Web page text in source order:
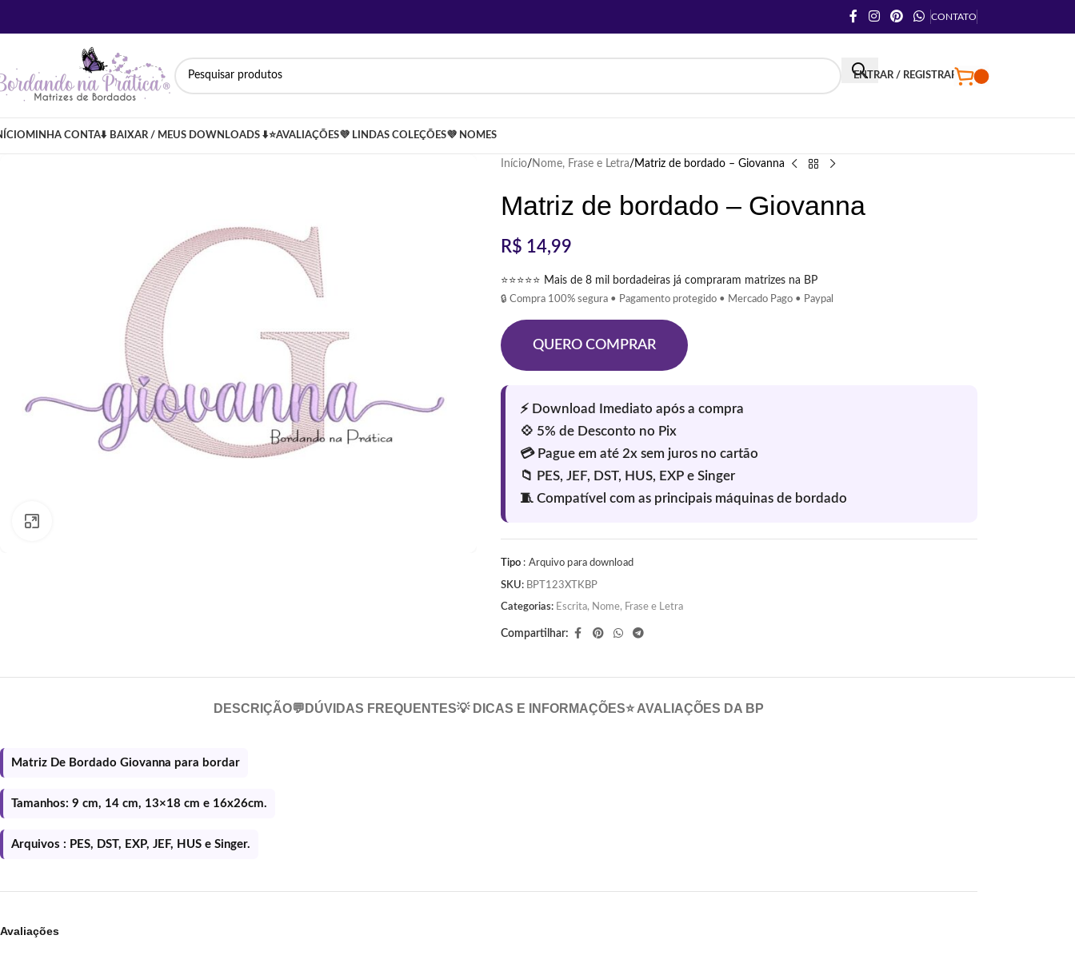
CONTATO
ENTRAR / REGISTRAR
MINHA CONTA⬇️ BAIXAR / MEUS DOWNLOADS ⬇️⭐AVALIAÇÕES💜 LINDAS COLEÇÕES💜 NOMES
Início Nome, Frase e Letra Matriz de bordado – Giovanna
Matriz de bordado – Giovanna
R$ 14,99
⭐⭐⭐⭐⭐ Mais de 8 mil bordadeiras já compraram matrizes na BP
🔒 Compra 100% segura • Pagamento protegido • Mercado Pago • Paypal
QUERO COMPRAR
Tipo : Arquivo para download
SKU: BPT123XTKBP
Categorias: Escrita, Nome, Frase e Letra
Compartilhar:
DESCRIÇÃO💬DÚVIDAS FREQUENTES💡 DICAS E INFORMAÇÕES⭐ AVALIAÇÕES DA BP
Matriz De Bordado Giovanna para bordar
Tamanhos: 9 cm, 14 cm, 13×18 cm e 16x26cm.
Arquivos : PES, DST, EXP, JEF, HUS e Singer.
Avaliações